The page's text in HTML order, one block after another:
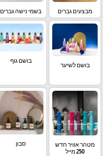
מבצעים גברים בשמי נישה גברים
בושם לשיער
בושם גוף
מטהר אוויר חדש
250 מייל
סבון